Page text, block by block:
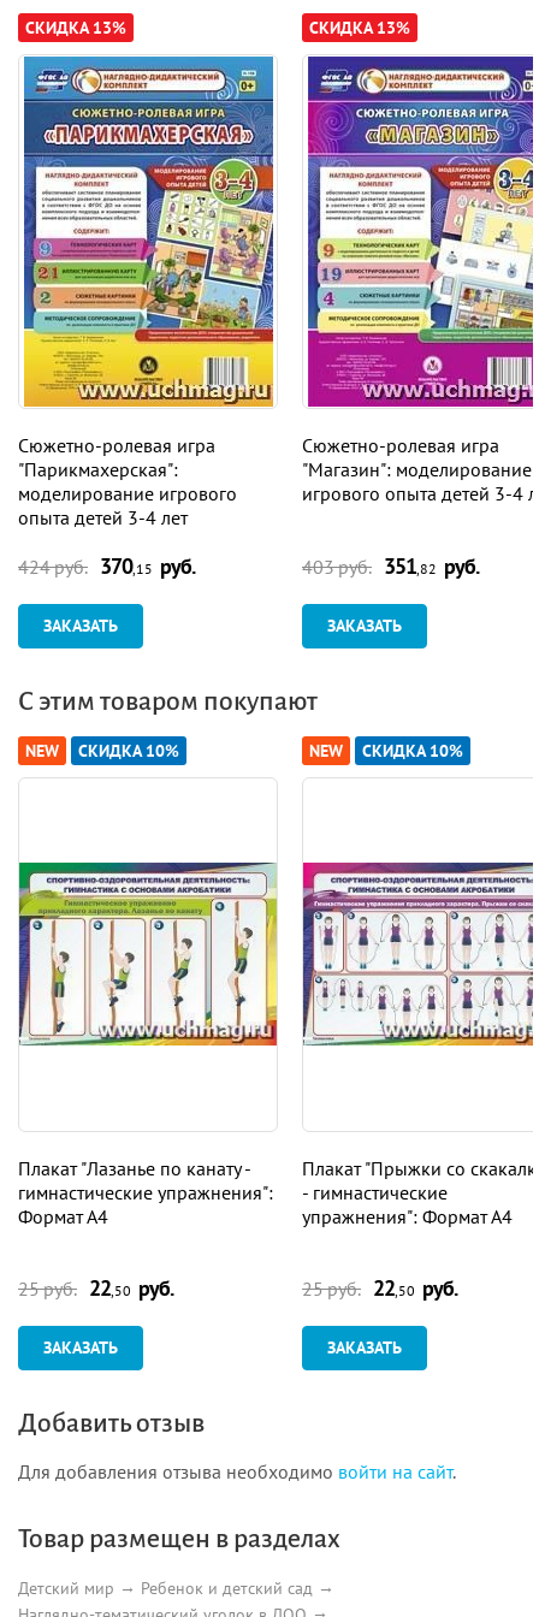
СКИДКА 13%
Сюжетно-ролевая игра
"Парикмахерская":
моделирование игрового
опыта детей 3-4 лет
424 руб. 370,15 руб.
ЗАКАЗАТЬ
СКИДКА 13%
Сюжетно-ролевая игра
"Магазин": моделирование
игрового опыта детей 3-4
403 руб. 351 ,82 руб.
ЗАКАЗАТЬ
С этим товаром покупают
NEW СКИДКА 10%
Плакат "Лазанье по канату -
гимнастические упражнения":
Формат А4
25 руб. 22,50 руб.
ЗАКАЗАТЬ
NEW СКИДКА 10%
Плакат "Прыжки со
- гимнастические
упражнения": Формат А4
25 руб. 22,50 руб.
ЗАКАЗАТЬ
Добавить отзыв
Для добавления отзыва необходимо войти на сайт.
Товар размещен в разделах
Детский мир
Ребенок и детский сад